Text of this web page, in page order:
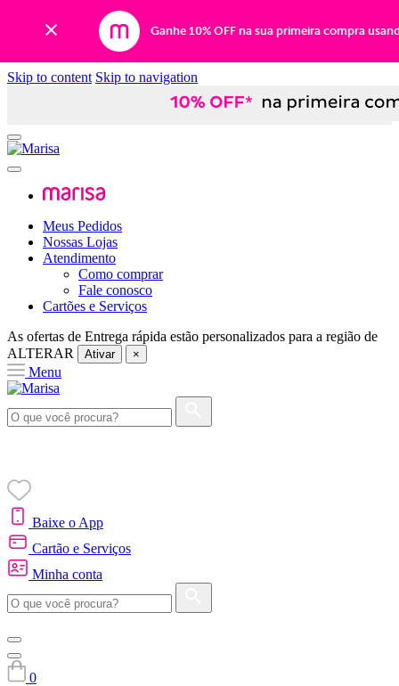
Ganhe 10% OFF na sua primeira compra
Skip to content Skip to navigation
Meus Pedidos
Nossas Lojas
Atendimento
Como comprar
Fale conosco
Cartões e Serviços
As ofertas de Entrega rápida estão personalizados para a região de
ALTERAR
Ativar ×
Menu
Baixe o App
Cartão e Serviços
Minha conta
0